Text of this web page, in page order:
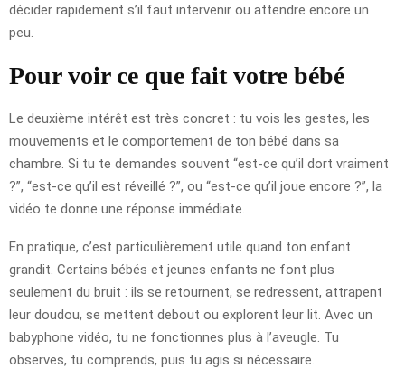
décider rapidement s’il faut intervenir ou attendre encore un
peu.
Pour voir ce que fait votre bébé
Le deuxième intérêt est très concret : tu vois les gestes, les
mouvements et le comportement de ton bébé dans sa
chambre. Si tu te demandes souvent “est-ce qu’il dort vraiment
?”, “est-ce qu’il est réveillé ?”, ou “est-ce qu’il joue encore ?”, la
vidéo te donne une réponse immédiate.
En pratique, c’est particulièrement utile quand ton enfant
grandit. Certains bébés et jeunes enfants ne font plus
seulement du bruit : ils se retournent, se redressent, attrapent
leur doudou, se mettent debout ou explorent leur lit. Avec un
babyphone vidéo, tu ne fonctionnes plus à l’aveugle. Tu
observes, tu comprends, puis tu agis si nécessaire.